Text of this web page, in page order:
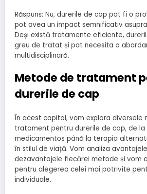
Răspuns: Nu, durerile de cap pot fi o
pot avea un impact semnificativ
Deși există tratamente eficiente,
greu de tratat și pot necesita o
multidisciplinară.
Metode de tratament
durerile de cap
În acest capitol, vom explora diversele
tratament pentru durerile de cap, de
medicamentos până la terapia
în stilul de viață. Vom analiza
dezavantajele fiecărei metode și vom
pentru alegerea celei mai potrivite
individuale.